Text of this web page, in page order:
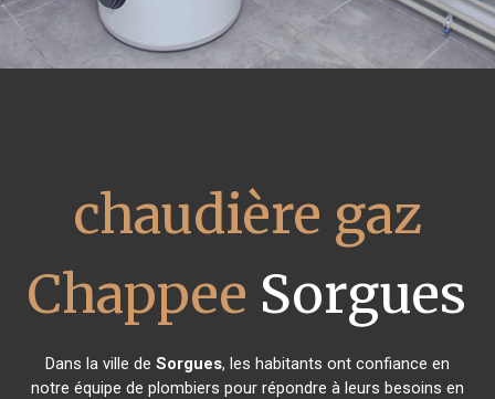
chaudière gaz
Chappee Sorgues
Dans la ville de Sorgues, les habitants ont confiance en
notre équipe de plombiers pour répondre à leurs besoins en